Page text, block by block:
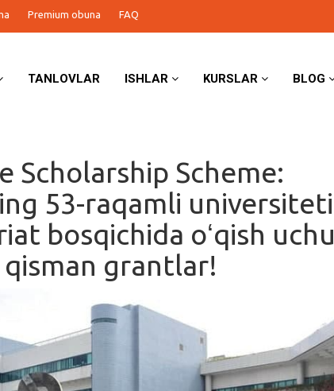
Premium obuna FAQ
TANLOVLAR ISHLAR KURSLAR BLOG
Scholarship Scheme:
53-raqamli
bosqichida oʻqish
qisman grantlar!